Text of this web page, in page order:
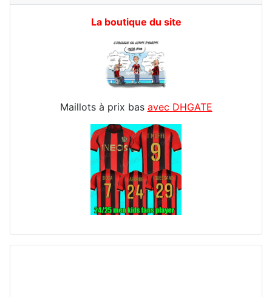
La boutique du site
Maillots à prix bas avec DHGATE